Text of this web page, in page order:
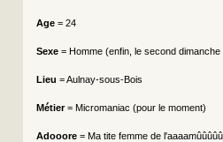
Age= 24
Sexe= Homme (enfin, le second
Lieu = Aulnay-sous-Bois
Métier= Micromaniac (pour le moment)
Adooore= Ma tite femme de